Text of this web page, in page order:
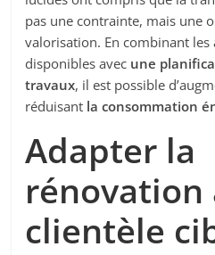
pas une contrainte, mais une
valorisation. En combinant les
disponibles avec une
travaux, il est possible
réduisant la consommation
Adapter la
rénovation
clientèle